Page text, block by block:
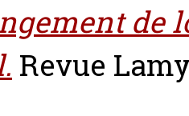
de
Revue